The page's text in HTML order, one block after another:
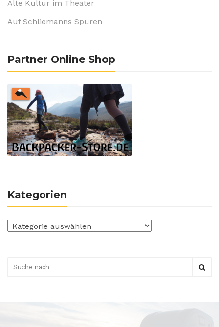
Alte Kultur im Theater
Auf Schliemanns Spuren
Partner Online Shop
Kategorien
Kategorien